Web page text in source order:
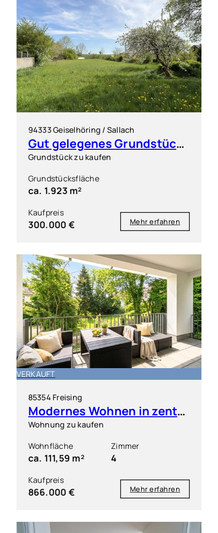
94333 Geiselhöring / Sallach
Gut gelegenes Grundstück für flexible Bebauung
Grundstück zu kaufen
Grundstücksfläche
ca. 1.923 m²
Kaufpreis
300.000 € Mehr erfahren
VERKAUFT
85354 Freising
Modernes Wohnen in zentraler Bestlage von Freising inkl. 2 TG-Stellplätze
Wohnung zu kaufen
Wohnfläche
ca. 111,59 m²
Zimmer
4
Kaufpreis
866.000 € Mehr erfahren